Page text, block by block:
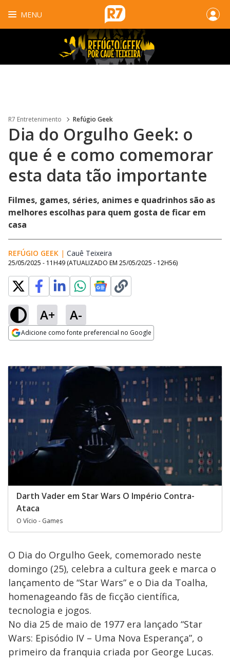
MENU
R7 Entretenimento Refúgio Geek
Dia do Orgulho Geek: o
que é e como comemorar
esta data tão importante
Filmes, games, séries, animes e quadrinhos são as
melhores escolhas para quem gosta de ficar em
casa
REFÚGIO GEEK | Cauê Teixeira
25/05/2025 - 11H49 (ATUALIZADO EM 25/05/2025 - 12H56)
A+ A-
Adicione como fonte preferencial no Google
Darth Vader em Star Wars O Império Contra-
Ataca
O Vício - Games
O Dia do Orgulho Geek, comemorado neste
domingo (25), celebra a cultura geek e marca o
lançamento de “Star Wars” e o Dia da Toalha,
homenageando fãs de ficção científica,
tecnologia e jogos.
No dia 25 de maio de 1977 era lançado “Star
Wars: Episódio IV – Uma Nova Esperança”, o
primeiro da franquia criada por George Lucas.